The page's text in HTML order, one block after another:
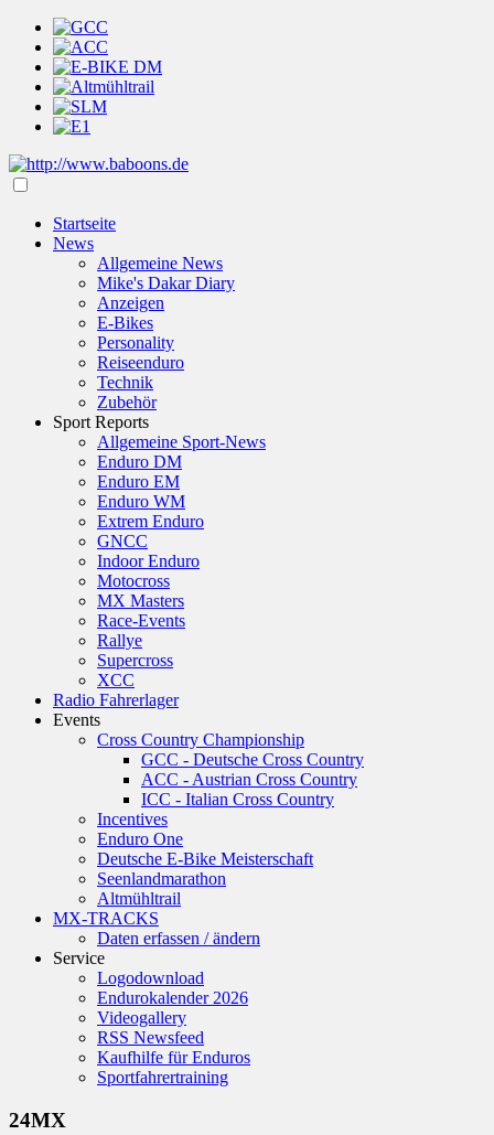
Startseite
News
Allgemeine News
Mike's Dakar Diary
Anzeigen
E-Bikes
Personality
Reiseenduro
Technik
Zubehör
Sport Reports
Allgemeine Sport-News
Enduro DM
Enduro EM
Enduro WM
Extrem Enduro
GNCC
Indoor Enduro
Motocross
MX Masters
Race-Events
Rallye
Supercross
XCC
Radio Fahrerlager
Events
Cross Country Championship
GCC - Deutsche Cross Country
ACC - Austrian Cross Country
ICC - Italian Cross Country
Incentives
Enduro One
Deutsche E-Bike Meisterschaft
Seenlandmarathon
Altmühltrail
MX-TRACKS
Daten erfassen / ändern
Service
Logodownload
Endurokalender 2026
Videogallery
RSS Newsfeed
Kaufhilfe für Enduros
Sportfahrertraining
24MX